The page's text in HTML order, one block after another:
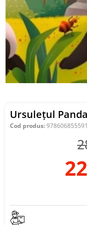
Ursulețul
Cod produs: